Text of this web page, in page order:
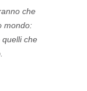
che
mondo:
che